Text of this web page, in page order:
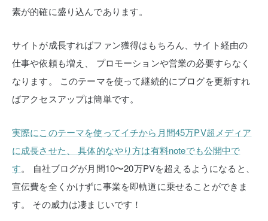
素が的確に盛り込んであります。
サイトが成長すればファン獲得はもちろん、サイト経由の
仕事や依頼も増え、
プロモーションや営業の必要すらなく
なります。
このテーマを使って継続的にブログを更新すれ
ばアクセスアップは簡単です。
実際にこのテーマを使ってイチから月間45万PV超メディア
に成長させた、
具体的なやり方は有料noteでも公開中で
す。
自社ブログが月間10〜20万PVを超えるようになると、
宣伝費を全くかけずに事業を即軌道に乗せることができま
す。
その威力は凄まじいです！